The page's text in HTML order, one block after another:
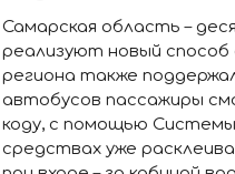
Самарская область –
реализуют новый
региона также
автобусов пассажиры
коду, с помощью
средствах уже